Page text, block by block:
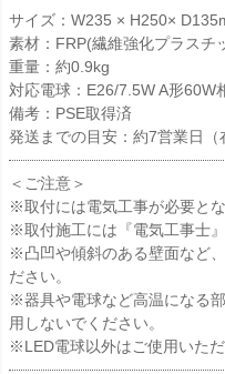
サイズ：W235 × H250×
素材：FRP(繊維強化プラスチ
重量：約0.9kg
対応電球：E26/7.5W A形60W
備考：PSE取得済
発送までの目安：約7営業日（
＜ご注意＞
※取付には電気工事が必要とな
※取付施工には『電気工事士
※凸凹や傾斜のある壁面など
ださい。
※器具や電球など高温になる
用しないでください。
※LED電球以外はご使用いただ